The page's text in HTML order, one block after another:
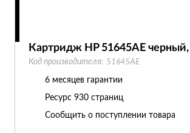
Картридж HP 51645AE
Код производителя: 51645AE
6 месяцев гарантии
Ресурс 930 страниц
Сообщить о поступлении товара